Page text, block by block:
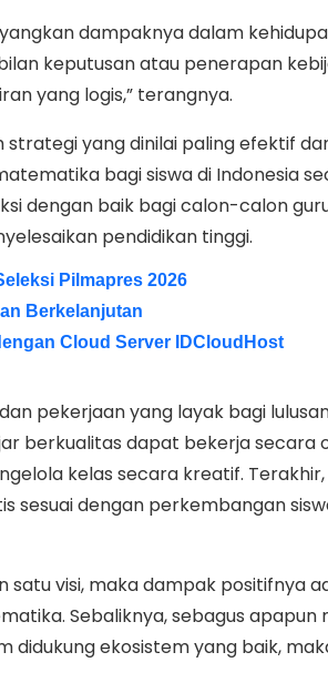
dampaknya dalam
keputusan atau penerapan
yang logis,” terangnya.
strategi yang dinilai paling efektif
bagi siswa di Indonesia
dengan baik bagi calon-calon
pendidikan tinggi.
Pilmapres 2026
Berkelanjutan
Cloud Server IDCloudHost
pekerjaan yang layak bagi
berkualitas dapat bekerja secara
kelas secara kreatif. Terakhir,
sesuai dengan perkembangan
satu visi, maka dampak positifnya
Sebaliknya, sebagus apapun
didukung ekosistem yang baik,